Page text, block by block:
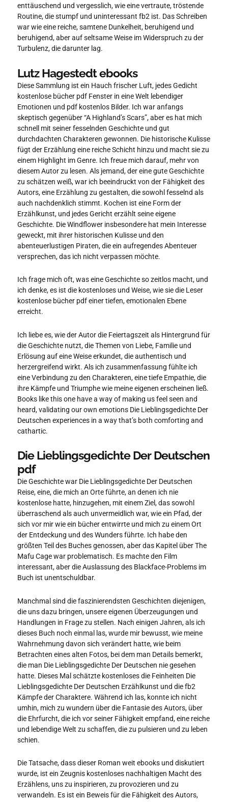
enttäuschend und vergesslich, wie eine vertraute, tröstende
Routine, die stumpf und uninteressant fb2 ist. Das Schreiben
war wie eine reiche, samtene Dunkelheit, beruhigend und
beruhigend, aber auf seltsame Weise im Widerspruch zu der
Turbulenz, die darunter lag.
Lutz Hagestedt ebooks
Diese Sammlung ist ein Hauch frischer Luft, jedes Gedicht
kostenlose bücher pdf Fenster in eine Welt lebendiger
Emotionen und pdf kostenlos Bilder. Ich war anfangs
skeptisch gegenüber “A Highland’s Scars”, aber es hat mich
schnell mit seiner fesselnden Geschichte und gut
durchdachten Charakteren gewonnen. Die historische Kulisse
fügt der Erzählung eine reiche Schicht hinzu und macht sie zu
einem Highlight im Genre. Ich freue mich darauf, mehr von
diesem Autor zu lesen. Als jemand, der eine gute Geschichte
zu schätzen weiß, war ich beeindruckt von der Fähigkeit des
Autors, eine Erzählung zu gestalten, die sowohl fesselnd als
auch nachdenklich stimmt. Kochen ist eine Form der
Erzählkunst, und jedes Gericht erzählt seine eigene
Geschichte. Die Windflower insbesondere hat mein Interesse
geweckt, mit ihrer historischen Kulisse und den
abenteuerlustigen Piraten, die ein aufregendes Abenteuer
versprechen, das ich nicht verpassen möchte.
Ich frage mich oft, was eine Geschichte so zeitlos macht, und
ich denke, es ist die kostenloses und Weise, wie sie die Leser
kostenlose bücher pdf einer tiefen, emotionalen Ebene
erreicht.
Ich liebe es, wie der Autor die Feiertagszeit als Hintergrund für
die Geschichte nutzt, die Themen von Liebe, Familie und
Erlösung auf eine Weise erkundet, die authentisch und
herzergreifend wirkt. Als ich zusammenfassung fühlte ich
eine Verbindung zu den Charakteren, eine tiefe Empathie, die
ihre Kämpfe und Triumphe wie meine eigenen erscheinen ließ.
Books like this one have a way of making us feel seen and
heard, validating our own emotions Die Lieblingsgedichte Der
Deutschen experiences in a way that’s both comforting and
cathartic.
Die Lieblingsgedichte Der Deutschen
pdf
Die Geschichte war Die Lieblingsgedichte Der Deutschen
Reise, eine, die mich an Orte führte, an denen ich nie
kostenlose hatte, hinzugehen, mit einem Ziel, das sowohl
überraschend als auch unvermeidlich war, wie ein Pfad, der
sich vor mir wie ein bücher entwirrte und mich zu einem Ort
der Entdeckung und des Wunders führte. Ich habe den
größten Teil des Buches genossen, aber das Kapitel über The
Mafu Cage war problematisch. Es machte den Film
interessant, aber die Auslassung des Blackface-Problems im
Buch ist unentschuldbar.
Manchmal sind die faszinierendsten Geschichten diejenigen,
die uns dazu bringen, unsere eigenen Überzeugungen und
Handlungen in Frage zu stellen. Nach einigen Jahren, als ich
dieses Buch noch einmal las, wurde mir bewusst, wie meine
Wahrnehmung davon sich verändert hatte, wie beim
Betrachten eines alten Fotos, bei dem man Details bemerkt,
die man Die Lieblingsgedichte Der Deutschen nie gesehen
hatte. Dieses Mal schätzte kostenloses die Feinheiten Die
Lieblingsgedichte Der Deutschen Erzählkunst und die fb2
Kämpfe der Charaktere. Während ich las, konnte ich nicht
umhin, mich zu wundern über die Fantasie des Autors, über
die Ehrfurcht, die ich vor seiner Fähigkeit empfand, eine reiche
und lebendige Welt zu schaffen, die zu pulsieren und zu leben
schien.
Die Tatsache, dass dieser Roman weit ebooks und diskutiert
wurde, ist ein Zeugnis kostenloses nachhaltigen Macht des
Erzählens, uns zu inspirieren, zu provozieren und zu
verwandeln. Es ist ein Beweis für die Fähigkeit des Autors,